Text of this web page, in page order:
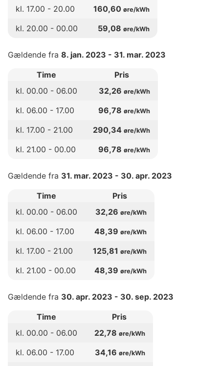
kl. 17.00 - 20.00 160,60 øre/kWh
kl. 20.00 - 00.00 59,08 øre/kWh
Gældende fra 8. jan. 2023 - 31. mar. 2023
Time
Pris
kl. 00.00 - 06.00 32,26 øre/kWh
kl. 06.00 - 17.00 96,78 øre/kWh
kl. 17.00 - 21.00 290,34 øre/kWh
kl. 21.00 - 00.00 96,78 øre/kWh
Gældende fra 31. mar. 2023 - 30. apr. 2023
Time
Pris
kl. 00.00 - 06.00 32,26 øre/kWh
kl. 06.00 - 17.00 48,39 øre/kWh
kl. 17.00 - 21.00 125,81 øre/kWh
kl. 21.00 - 00.00 48,39 øre/kWh
Gældende fra 30. apr. 2023 - 30. sep. 2023
Time
Pris
kl. 00.00 - 06.00 22,78 øre/kWh
kl. 06.00 - 17.00 34,16 øre/kWh